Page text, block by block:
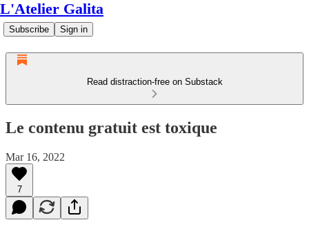
L'Atelier Galita
Subscribe Sign in
Read distraction-free on Substack
Le contenu gratuit est toxique
Mar 16, 2022
7